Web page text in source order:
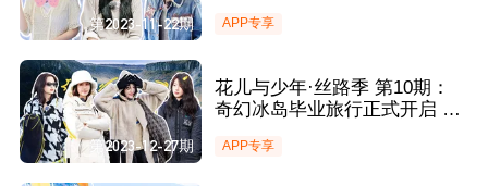
第2023-11-22期
我！
APP专享
第2023-12-27期
花儿与少年·丝路季 第10期：
奇幻冰岛毕业旅行正式开启 花
APP专享